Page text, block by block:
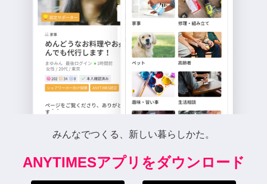
みんなでつくる、新しい暮らしかた。
ANYTIMESアプリをダウンロード